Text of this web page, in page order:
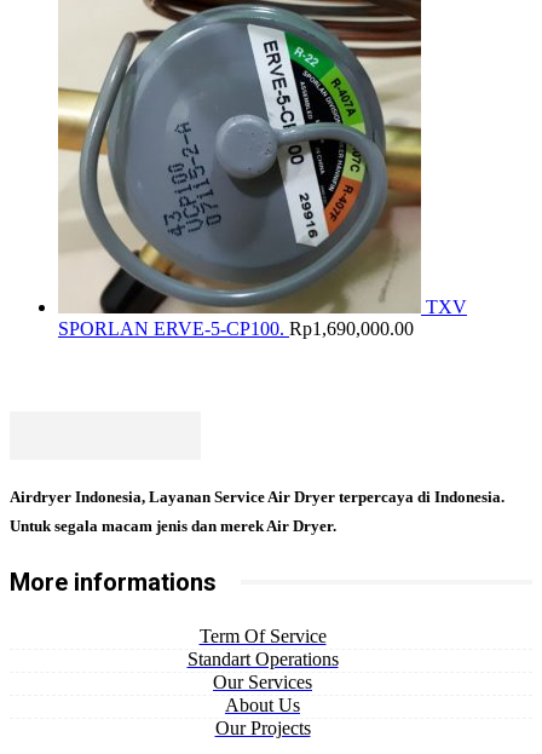
TXV
SPORLAN ERVE-5-CP100. Rp1,690,000.00
Airdryer Indonesia, Layanan Service Air Dryer terpercaya di Indonesia.
Untuk segala macam jenis dan merek Air Dryer.
More informations
Term Of Service
Standart Operations
Our Services
About Us
Our Projects